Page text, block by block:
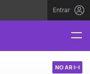
Entrar
NO AR